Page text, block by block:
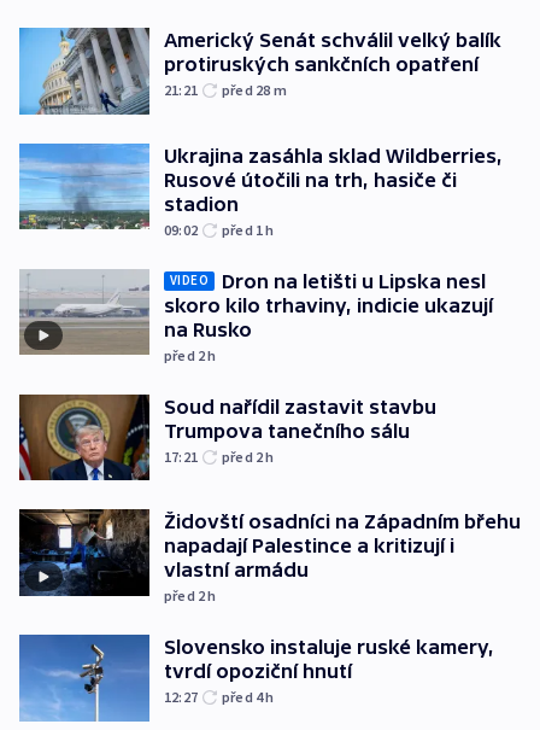
Americký Senát schválil velký balík
protiruských sankčních opatření
21:21 před 28 m
Ukrajina zasáhla sklad Wildberries,
Rusové útočili na trh, hasiče či
stadion
09:02 před 1h
VIDEO
Dron na letišti u Lipska nesl
skoro kilo trhaviny, indicie ukazují
na Rusko
před 2h
Soud nařídil zastavit stavbu
Trumpova tanečního sálu
17:21 před 2h
Židovští osadníci na Západním břehu
napadají Palestince a kritizují i
vlastní armádu
před 2h
Slovensko instaluje ruské kamery,
tvrdí opoziční hnutí
12:27 před 4h